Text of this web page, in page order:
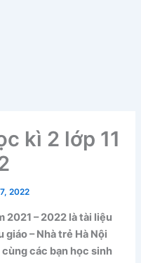
kì 2 lớp 11
2022
2021 – 2022 là tài liệu
giáo – Nhà trẻ Hà Nội
các bạn học sinh